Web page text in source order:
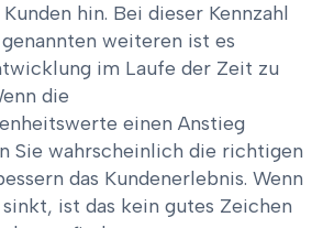
hin. Bei dieser Kennzahl
weiteren ist es
im Laufe der Zeit zu
die
einen Anstieg
Sie wahrscheinlich die richtigen
das Kundenerlebnis. Wenn
ist das kein gutes Zeichen